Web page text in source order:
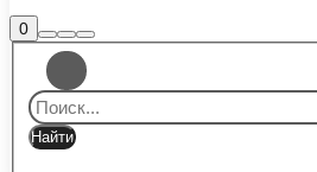
0Боковая
панель
магазина
Найти
Больше
информации
Главное
меню